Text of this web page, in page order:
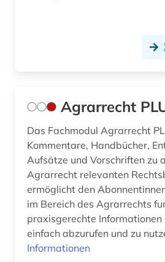
bürgerliches gesetzbuch (6)
bürgerliches recht (3)
bürgerrechtsbewegung (2)
bürokratie (1)
büroorganisation (1)
cd-rom (2)
charta der grundrechte (1)
chemie (24)
Agrarrecht
Das Fachmodul Agrarrecht
Kommentare, Handbücher,
Aufsätze und Vorschriften zu
Agrarrecht relevanten
ermöglicht den
im Bereich des Agrarrechts
praxisgerechte Informationen
einfach abzurufen und zu
Informationen